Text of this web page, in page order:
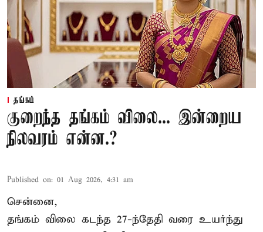
தங்கம்
குறைந்த தங்கம் விலை... இன்றைய
நிலவரம் என்ன.?
Published on: 01 Aug 2026, 4:31 am
சென்னை,
தங்கம் விலை கடந்த 27-ந்தேதி வரை உயர்ந்து